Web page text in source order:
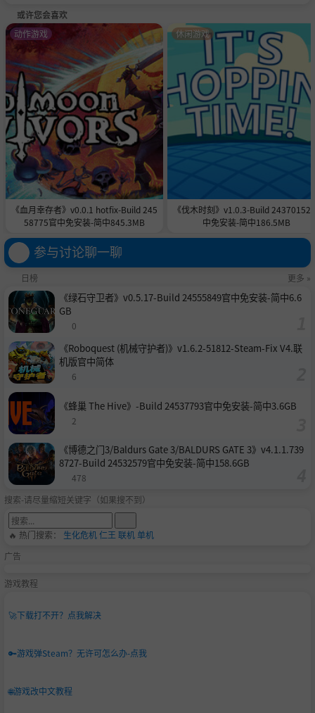
或许您会喜欢
《血月幸存者》v0.0.1 hotfix-Build 245
58775官中免安装-简中845.3MB
动作游戏
《伐木时刻》v1.0.3-Build 24370152
中免安装-简中186.5MB
休闲游戏
参与讨论聊一聊
日榜 更多 »
《绿石守卫者》v0.5.17-Build 24555849官中免安装-简中6.6
GB
0
《Roboquest (机械守护者)》v1.6.2-51812-Steam-Fix V4.联
机版官中简体
6
《蜂巢 The Hive》-Build 24537793官中免安装-简中3.6GB
2
《博德之门3/Baldurs Gate 3/BALDURS GATE 3》v4.1.1.739
8727-Build 24532579官中免安装-简中158.6GB
478
搜索-请尽量缩短关键字（如果搜不到）
🔥 热门搜索： 生化危机仁王 联机单机
广告
游戏教程
🚀下载打不开？点我解决
🔑游戏弹Steam？无许可怎么办-点我
🌐游戏改中文教程